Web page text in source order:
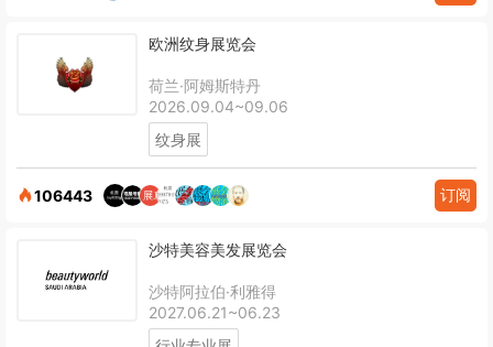
欧洲纹身展览会
荷兰·阿姆斯特丹
2026.09.04~09.06
纹身展
106443 订阅
沙特美容美发展览会
沙特阿拉伯·利雅得
2027.06.21~06.23